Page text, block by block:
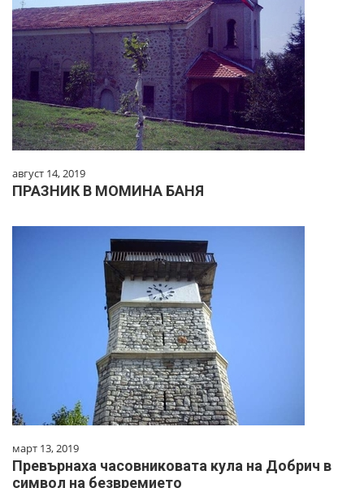
август 14, 2019
ПРАЗНИК В МОМИНА БАНЯ
март 13, 2019
Превърнаха часовниковата кула на Добрич в
символ на безвремието